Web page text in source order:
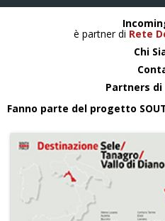
è partner di Rete
Chi
Partners
Fanno parte del progetto